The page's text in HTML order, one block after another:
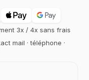
3x / 4x sans frais
mail · téléphone ·